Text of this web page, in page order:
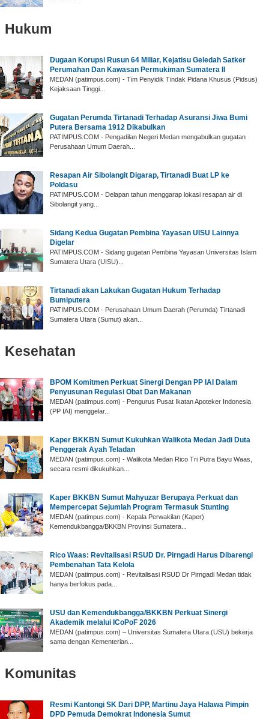
Hukum
‎Dugaan Korupsi Rusun 64 Miliar, Kejatisu Geledah Satker
Perumahan Dan Kawasan Permukiman Sumatera II
‎MEDAN (patimpus.com) - Tim Penyidik Tindak Pidana Khusus (Pidsus)
Kejaksaan Tinggi...
Gugatan Perumda Tirtanadi Terhadap Asuransi Jiwa Bumi
Putera Bersama 1912 Dikabulkan
PATIMPUS.COM - Pengadilan Negeri Medan mengabulkan gugatan
Perusahaan Umum Daerah...
Resapan Air Sibolangit Digarap, Tirtanadi Buat LP ke
Poldasu
PATIMPUS.COM - Delapan tahun menggarap lokasi resapan air di
Sibolangit yang...
Sidang Kedua Gugatan Pembina Yayasan UISU Lainnya
Digelar
PATIMPUS.COM - Sidang gugatan Pembina Yayasan Universitas Islam
Sumatera Utara (UISU)...
Tirtanadi akan Lakukan Gugatan Hukum Terhadap
Bumiputera
PATIMPUS.COM - Perusahaan Umum Daerah (Perumda) Tirtanadi
Sumatera Utara (Sumut) akan...
Kesehatan
BPOM Komitmen Perkuat Sinergi Dengan PP IAI Dalam
Penyusunan Regulasi Obat Dan Makanan
MEDAN (patimpus.com) - Pengurus Pusat Ikatan Apoteker Indonesia
(PP IAI) menggelar...
Kaper BKKBN Sumut Kukuhkan Walikota Medan Jadi Duta
Penggerak Ayah Teladan
MEDAN (patimpus.com) - Walikota Medan Rico Tri Putra Bayu Waas,
secara resmi dikukuhkan...
Kaper BKKBN Sumut Mahyuzar Berupaya Perkuat dan
Mempercepat Sejumlah Program Termasuk Stunting
MEDAN (patimpus.com) - Kepala Perwakilan (Kaper)
Kemendukbangga/BKKBN Provinsi Sumatera...
Rico Waas: Revitalisasi RSUD Dr. Pirngadi Harus Dibarengi
Pembenahan Tata Kelola
MEDAN (patimpus.com) - Revitalisasi RSUD Dr Pirngadi Medan tidak
hanya berfokus pada...
USU dan Kemendukbangga/BKKBN Perkuat Sinergi
Akademik melalui ICoPoF 2026
MEDAN (patimpus.com) – Universitas Sumatera Utara (USU) bekerja
sama dengan Kementerian...
Komunitas
‎Resmi Kantongi SK Dari DPP, Martinu Jaya Halawa Pimpin
DPD Pemuda Demokrat Indonesia Sumut ‎